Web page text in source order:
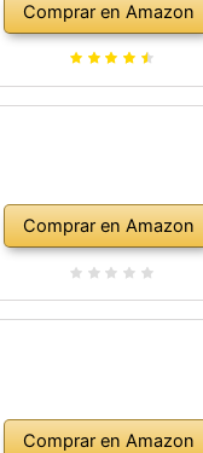
Comprar en Amazon
Comprar en Amazon
Comprar en Amazon